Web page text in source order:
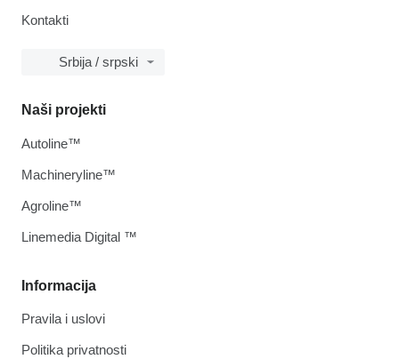
Kontakti
Srbija / srpski
Informacija
Pravila i uslovi
Politika privatnosti
Naši projekti
Autoline™
Machineryline™
Agroline™
Linemedia Digital ™